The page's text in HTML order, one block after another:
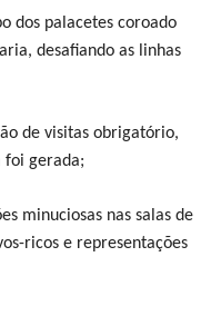
dos palacetes coroado
desafiando as linhas
de visitas obrigatório,
foi gerada;
minuciosas nas salas de
ricos e representações